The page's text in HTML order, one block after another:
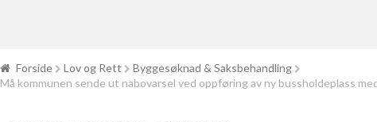
Forside Lov og Rett
Byggesøknad & Saksbehandling
Må kommunen sende ut nabovarsel ved oppføring av ny bussholdeplass